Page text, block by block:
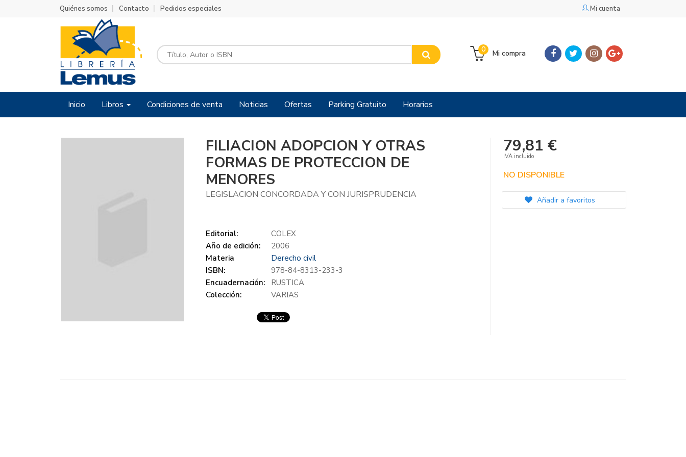
Mi cuenta
Quiénes somos Contacto Pedidos especiales
Mi compra
0
Inicio Libros Condiciones de venta Noticias Ofertas Parking Gratuito Horarios
FILIACION ADOPCION Y OTRAS
FORMAS DE PROTECCION DE
MENORES
LEGISLACION CONCORDADA Y CON JURISPRUDENCIA
Editorial:
COLEX
Año de edición:
2006
Materia
Derecho civil
ISBN:
978-84-8313-233-3
Encuadernación:
RUSTICA
Colección:
VARIAS
79,81 €
IVA incluido
NO DISPONIBLE
Añadir a favoritos